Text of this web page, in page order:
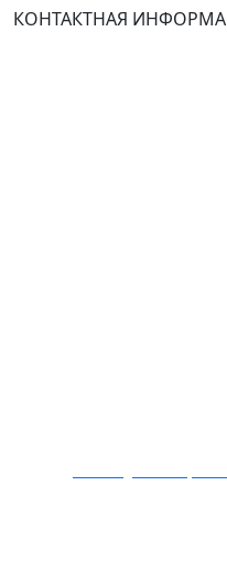
КОНТАКТНАЯ